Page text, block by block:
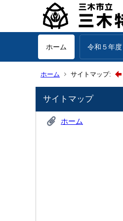
ホーム 令和５年度
ホーム サイトマップ:
サイトマップ
ホーム